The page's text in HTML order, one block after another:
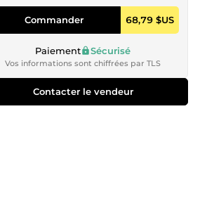
Commander 68,79 $US
Paiement Sécurisé
Vos informations sont chiffrées par TLS
Contacter le vendeur